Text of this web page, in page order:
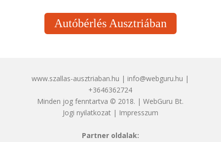
Autóbérlés Ausztriában
www.szallas-ausztriaban.hu | info@webguru.hu |
+3646362724
Minden jog fenntartva © 2018. | WebGuru Bt.
Jogi nyilatkozat| Impresszum
Partner oldalak: